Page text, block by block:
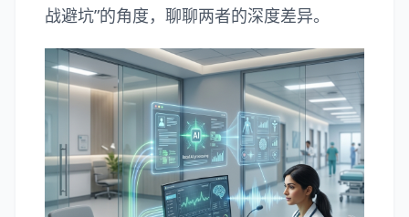
战避坑”的角度，聊聊两者的深度差异。